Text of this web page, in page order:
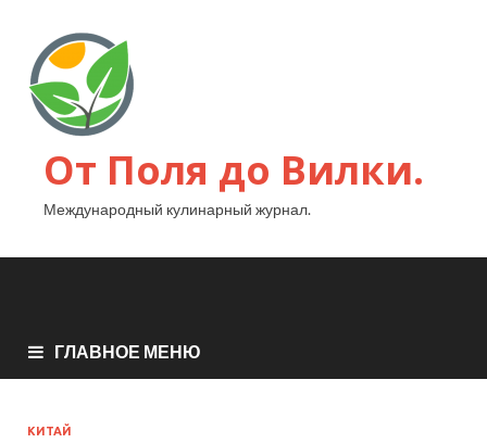
От Поля до Вилки.
Международный кулинарный журнал.
ГЛАВНОЕ МЕНЮ
КИТАЙ